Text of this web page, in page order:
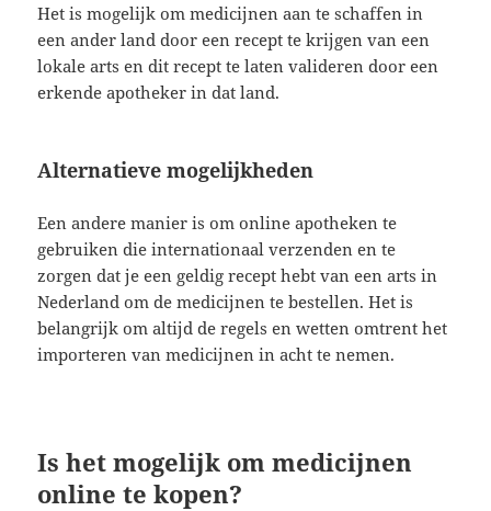
Het is mogelijk om medicijnen aan te schaffen in
een ander land door een recept te krijgen van een
lokale arts en dit recept te laten valideren door een
erkende apotheker in dat land.
Alternatieve mogelijkheden
Een andere manier is om online apotheken te
gebruiken die internationaal verzenden en te
zorgen dat je een geldig recept hebt van een arts in
Nederland om de medicijnen te bestellen. Het is
belangrijk om altijd de regels en wetten omtrent het
importeren van medicijnen in acht te nemen.
Is het mogelijk om medicijnen
online te kopen?